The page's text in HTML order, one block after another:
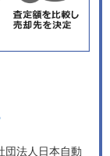
団法人日本自動